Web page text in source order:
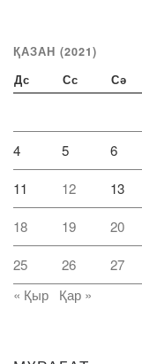
ҚАЗАН (2021)
Дс Сс Сә
4 5 6
11 12 13
18 19 20
25 26 27
« Қыр
Қар »